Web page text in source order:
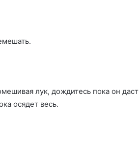
лук, дождитесь пока он даст
осядет весь.